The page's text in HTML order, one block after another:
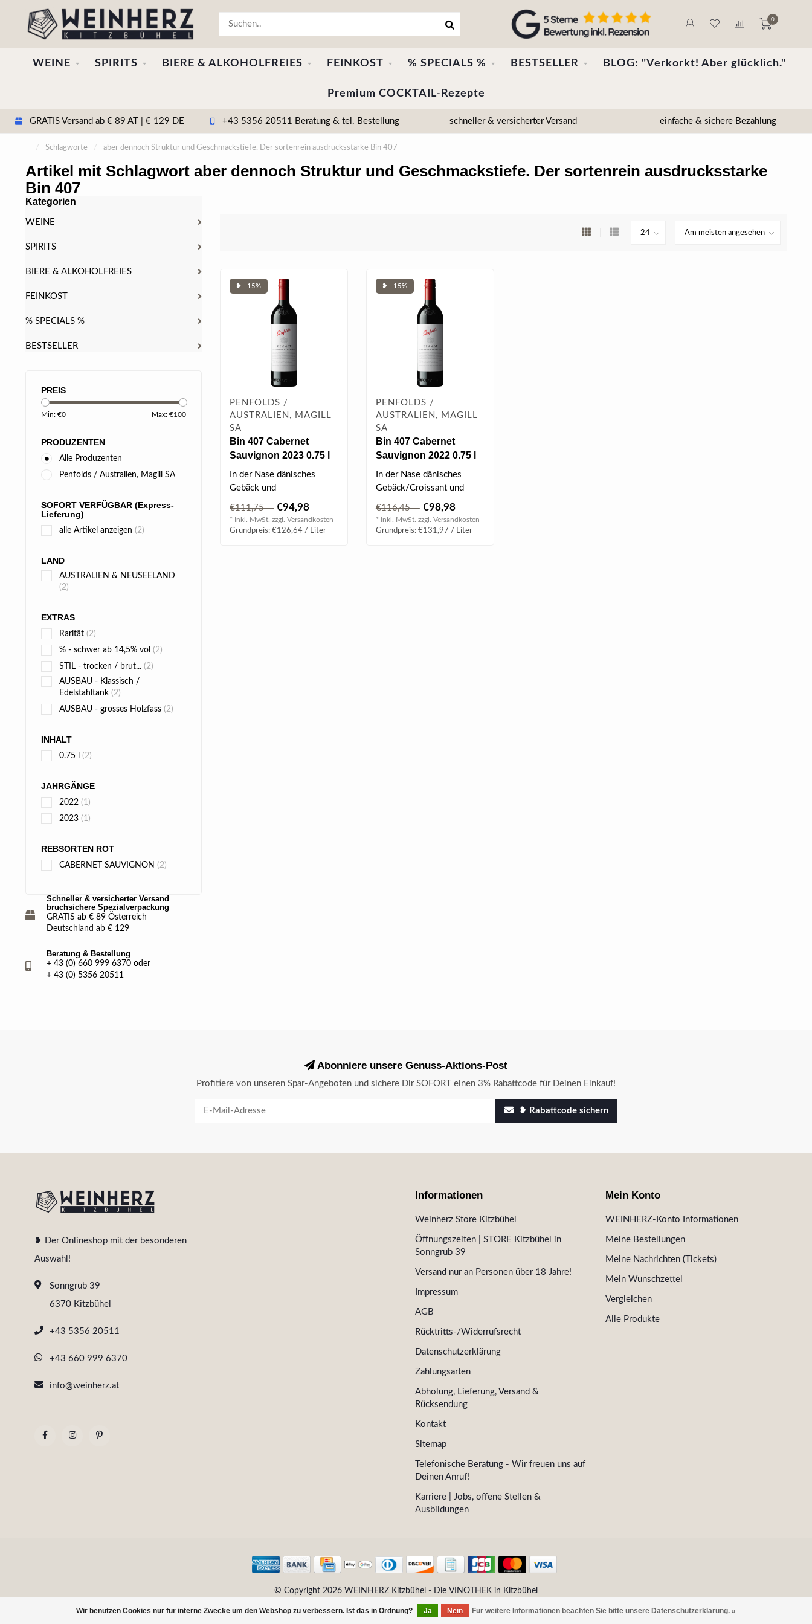
0
WEINE SPIRITS BIERE & ALKOHOLFREIES FEINKOST % SPECIALS % BESTSELLER BLOG: "Verkorkt! Aber glücklich."
Premium COCKTAIL-Rezepte
GRATIS Versand ab € 89 AT | € 129 DE +43 5356 20511 Beratung & tel. Bestellung schneller & versicherter Versand einfache & sichere Bezahlung
/ Schlagworte / aber dennoch Struktur und Geschmackstiefe. Der sortenrein ausdrucksstarke Bin 407
Artikel mit Schlagwort aber dennoch Struktur und Geschmackstiefe. Der sortenrein ausdrucksstarke
Bin 407
PREIS
Min: €0 Max: €100
PRODUZENTEN
Alle Produzenten
Penfolds / Australien, Magill SA
SOFORT VERFÜGBAR (Express-
Lieferung)
alle Artikel anzeigen (2)
LAND
AUSTRALIEN & NEUSEELAND
(2)
EXTRAS
Rarität (2)
% - schwer ab 14,5% vol (2)
STIL - trocken / brut... (2)
AUSBAU - Klassisch /
Edelstahltank (2)
AUSBAU - grosses Holzfass (2)
INHALT
0.75 l (2)
JAHRGÄNGE
2022 (1)
2023 (1)
REBSORTEN ROT
CABERNET SAUVIGNON (2)
Kategorien
WEINE
SPIRITS
BIERE & ALKOHOLFREIES
FEINKOST
% SPECIALS %
BESTSELLER
Schneller & versicherter Versand
bruchsichere Spezialverpackung
GRATIS ab € 89 Österreich
Deutschland ab € 129
Beratung & Bestellung
+ 43 (0) 660 999 6370 oder
+ 43 (0) 5356 20511
❥ -15%
PENFOLDS /
AUSTRALIEN, MAGILL
SA
Bin 407 Cabernet
Sauvignon 2023 0.75 l
In der Nase dänisches
Gebäck und
mediterrane Ratatouil..
€111,75 €94,98
* Inkl. MwSt. zzgl. Versandkosten
Grundpreis: €126,64 / Liter
❥ -15%
PENFOLDS /
AUSTRALIEN, MAGILL
SA
Bin 407 Cabernet
Sauvignon 2022 0.75 l
In der Nase dänisches
Gebäck/Croissant und
mediterrane..
€116,45 €98,98
* Inkl. MwSt. zzgl. Versandkosten
Grundpreis: €131,97 / Liter
Wir benutzen Cookies nur für interne Zwecke um den Webshop zu verbessern. Ist das in Ordnung? Ja Nein Für weitere Informationen beachten Sie bitte unsere Datenschutzerklärung. »
Abonniere unsere Genuss-Aktions-Post
Profitiere von unseren Spar-Angeboten und sichere Dir SOFORT einen 3% Rabattcode für Deinen Einkauf!
❥ Rabattcode sichern
❥ Der Onlineshop mit der besonderen
Auswahl!
Sonngrub 39
6370 Kitzbühel
+43 5356 20511
+43 660 999 6370
info@weinherz.at
Informationen
Weinherz Store Kitzbühel
Öffnungszeiten | STORE Kitzbühel in
Sonngrub 39
Versand nur an Personen über 18 Jahre!
Impressum
AGB
Rücktritts-/Widerrufsrecht
Datenschutzerklärung
Zahlungsarten
Abholung, Lieferung, Versand &
Rücksendung
Kontakt
Sitemap
Telefonische Beratung - Wir freuen uns auf
Deinen Anruf!
Karriere | Jobs, offene Stellen &
Ausbildungen
Mein Konto
WEINHERZ-Konto Informationen
Meine Bestellungen
Meine Nachrichten (Tickets)
Mein Wunschzettel
Vergleichen
Alle Produkte
© Copyright 2026 WEINHERZ Kitzbühel - Die VINOTHEK in Kitzbühel